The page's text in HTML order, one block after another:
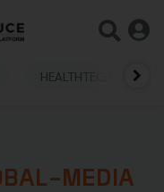
HEALTHTECH
MEDIA